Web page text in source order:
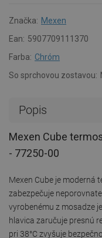
Značka: Mexen
Ean: 5907709111370
Farba: Chróm
So sprchovou zostavou:
Popis
Mexen Cube
- 77250-00
Mexen Cube je moderná
zabezpečuje
vyrobenému z mosadze
hlavica zaručuje presnú
pri 38°C zvyšuje